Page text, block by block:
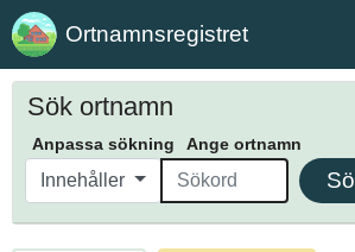
Ortnamnsregistret
Sök ortnamn
Anpassa sökning Ange ortnamn
Innehåller